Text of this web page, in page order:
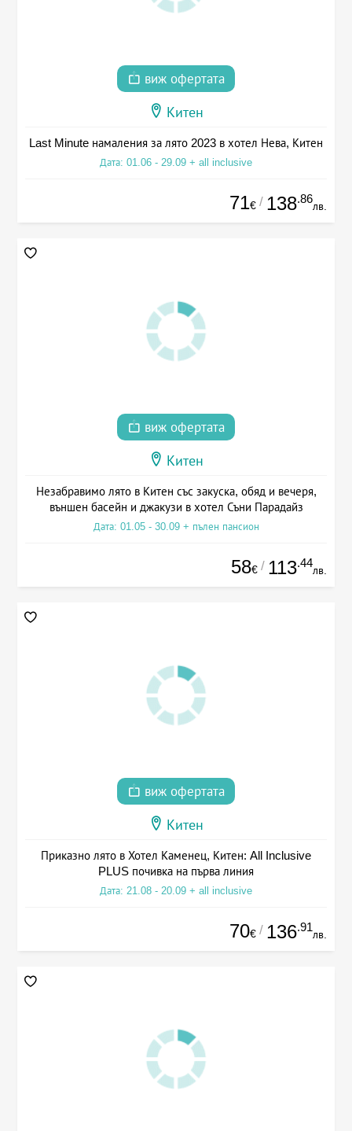
виж офертата
Китен
Last Minute намаления за лято 2023 в хотел Нева, Китен
Дата: 01.06 - 29.09 + all inclusive
71€ / 138.86
лв.
виж офертата
Китен
Незабравимо лято в Китен със закуска, обяд и вечеря,
външен басейн и джакузи в хотел Съни Парадайз
Дата: 01.05 - 30.09 + пълен пансион
58€ / 113.44
лв.
виж офертата
Китен
Приказно лято в Хотел Каменец, Китен: All Inclusive
PLUS почивка на първа линия
Дата: 21.08 - 20.09 + all inclusive
70€ / 136.91
лв.